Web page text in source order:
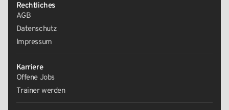
Rechtliches
AGB
Datenschutz
Impressum
Karriere
Offene Jobs
Trainer werden